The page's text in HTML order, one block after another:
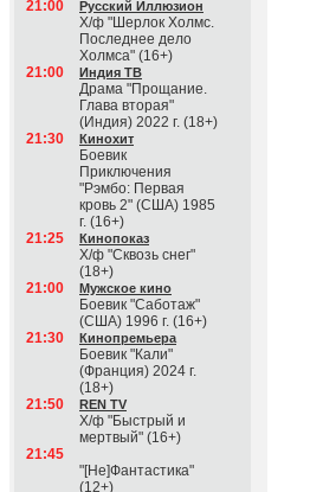
21:00
Русский Иллюзион
Х/ф "Шерлок Холмс.
Последнее дело
Холмса" (16+)
21:00
Индия ТВ
Драма "Прощание.
Глава вторая"
(Индия) 2022 г. (18+)
21:30
Кинохит
Боевик
Приключения
"Рэмбо: Первая
кровь 2" (США) 1985
г. (16+)
21:25
Кинопоказ
Х/ф "Сквозь снег"
(18+)
21:00
Мужское кино
Боевик "Саботаж"
(США) 1996 г. (16+)
21:30
Кинопремьера
Боевик "Кали"
(Франция) 2024 г.
(18+)
21:50
REN TV
Х/ф "Быстрый и
мертвый" (16+)
21:45
"[Не]Фантастика"
(12+)